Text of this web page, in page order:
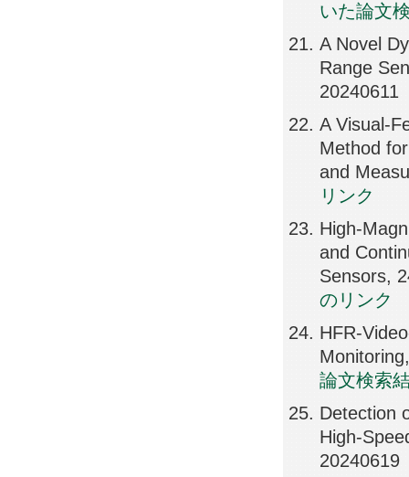
いた論文
A Novel
Range
20240611
A Visual-
Method
and
リンク
High-
and
Sensors,
のリンク
HFR-
論文検索
Detection
High-
20240619